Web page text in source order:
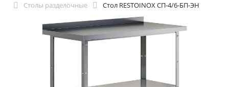
Столы разделочные
Стол RESTOINOX СП-4/6-БП-ЭН